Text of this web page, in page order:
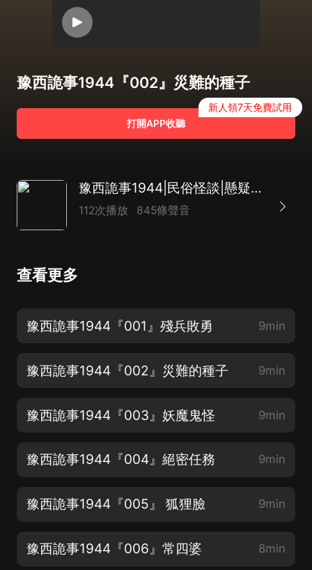
豫西詭事1944『002』災難的種子
打開APP收聽
新人領7天免費試用
豫西詭事1944|民俗怪談|懸疑|尋墓探險|AI多播
112次播放 845條聲音
查看更多
豫西詭事1944『001』殘兵敗勇 9min
豫西詭事1944『002』災難的種子 9min
豫西詭事1944『003』妖魔鬼怪 9min
豫西詭事1944『004』絕密任務 9min
豫西詭事1944『005』 狐狸臉 9min
豫西詭事1944『006』常四婆 8min